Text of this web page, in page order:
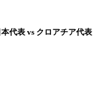
代表 vs クロアチア代表